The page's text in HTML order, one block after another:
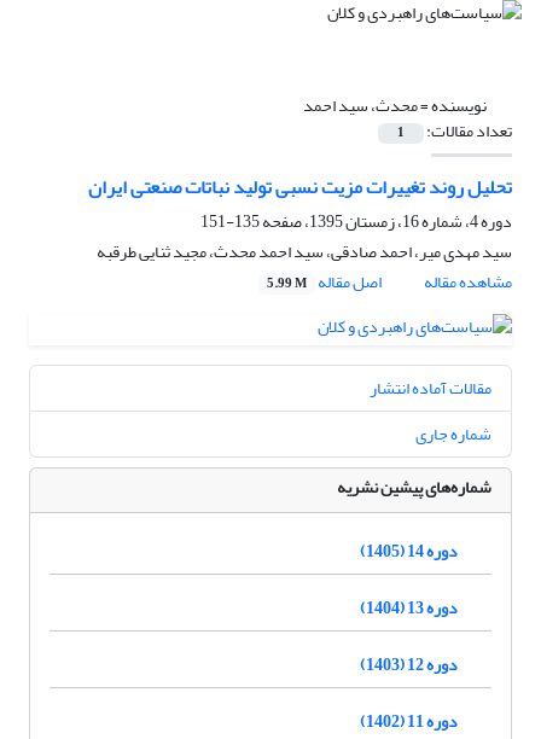
نویسنده =محدث، سید احمد
تعداد مقالات: 1
تحلیل روند تغییرات مزیت نسبی تولید نباتات صنعتی ایران
دوره 4، شماره 16، زمستان 1395، صفحه
135-151
سید مهدی میر، احمد صادقی، سید احمد محدث، مجید ثنایی طرقبه
مشاهده مقاله
اصل مقاله 5.99 M
مقالات آماده انتشار
شماره جاری
شماره‌های پیشین نشریه
دوره 14 (1405)
دوره 13 (1404)
دوره 12 (1403)
دوره 11 (1402)